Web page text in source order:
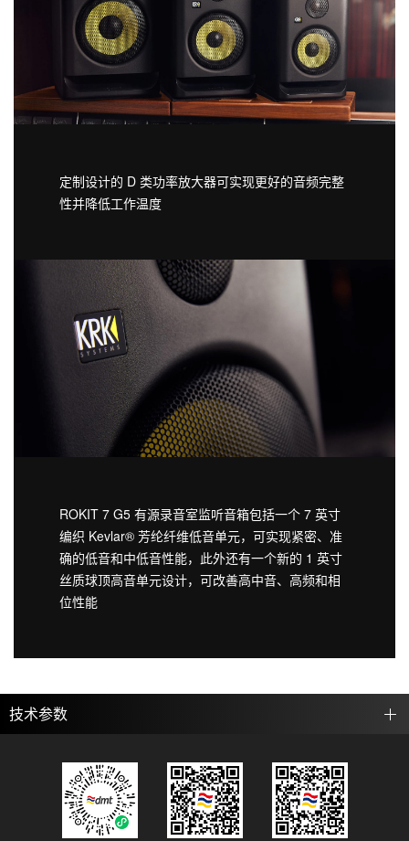
定制设计的 D 类功率放大器可实现更好的音频完整
性并降低工作温度
ROKIT 7 G5 有源录音室监听音箱包括一个 7 英寸
编织 Kevlar® 芳纶纤维低音单元，可实现紧密、准
确的低音和中低音性能，此外还有一个新的 1 英寸
丝质球顶高音单元设计，可改善高中音、高频和相
位性能
技术参数